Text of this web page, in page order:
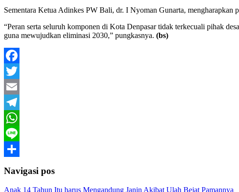
Sementara Ketua Adinkes PW Bali, dr. I Nyoman Gunarta,
“Peran serta seluruh komponen di Kota Denpasar tidak terkecuali pihak
guna mewujudkan eliminasi 2030,” pungkasnya. (bs)
Facebook
Twitter
Email
Telegram
WhatsApp
Line
Navigasi pos
Anak 14 Tahun Itu harus Mengandung Janin Akibat Ulah Bejat Pamannya